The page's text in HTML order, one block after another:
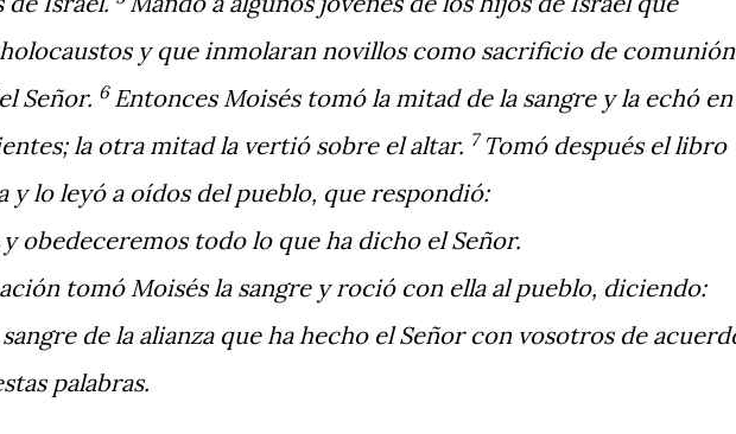
y que inmolaran novillos como sacrificio de comunión
Señor. 6 Entonces Moisés tomó la mitad de la sangre y la echó en
la otra mitad la vertió sobre el altar. 7 Tomó después el libro
y lo leyó a oídos del pueblo, que respondió:
obedeceremos todo lo que ha dicho el Señor.
tomó Moisés la sangre y roció con ella al pueblo, diciendo:
de la alianza que ha hecho el Señor con vosotros de
palabras.